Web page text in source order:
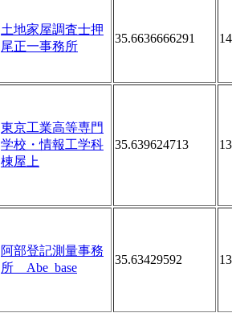
土地家屋調査士押
尾正一事務所
35.6636666291
東京工業高等専門
学校・情報工学科
棟屋上
35.639624713
阿部登記測量事務
所 Abe_base
35.63429592